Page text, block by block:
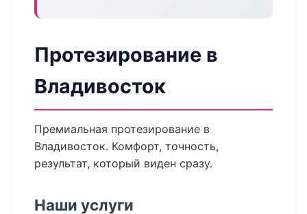
Протезирование в
Владивосток
Премиальная протезирование в
Владивосток. Комфорт, точность,
результат, который виден сразу.
Наши услуги